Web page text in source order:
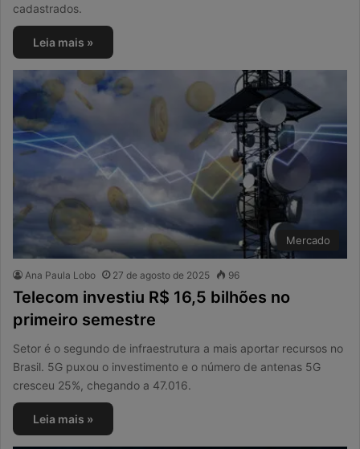
cadastrados.
Leia mais »
Mercado
Ana Paula Lobo 27 de agosto de 2025 96
Telecom investiu R$ 16,5 bilhões no
primeiro semestre
Setor é o segundo de infraestrutura a mais aportar recursos no
Brasil. 5G puxou o investimento e o número de antenas 5G
cresceu 25%, chegando a 47.016.
Leia mais »